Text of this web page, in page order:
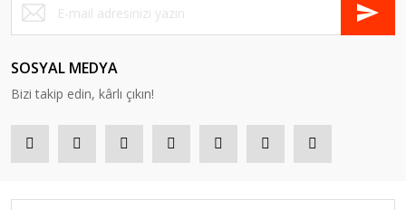
SOSYAL MEDYA
Bizi takip edin, kârlı çıkın!